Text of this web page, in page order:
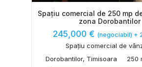
Spațiu comercial de 250 mp
zona Dorobantilor
245,000 € (negociabil) +
Spațiu comercial de
Dorobantilor, Timisoara
250